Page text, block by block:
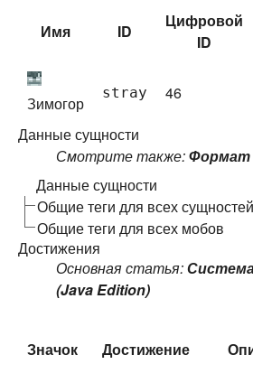
Имя ID
Цифровой
ID
Зимогор
stray 46
Данные сущности
Смотрите также:Формат
Данные сущности
Общие теги для всех сущностей
Общие теги для всех мобов
Достижения
Основная статья:
(Java Edition)
Значок Достижение